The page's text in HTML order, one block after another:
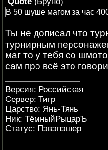
В 50 шуше магом за час
Ты не дописал что
турнирным
маг то у тебя со
сам про всё это
Версия: Российская
Сервер: Тигр
Царство: Янь-Тянь
Ник: ТёмныйРыцарЪ
Статус: Пэвэпэшер